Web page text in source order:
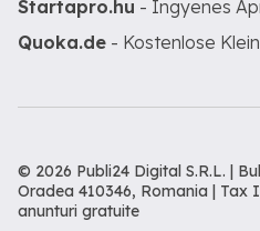
Startapro.hu - Ingyenes
Quoka.de - Kostenlose
© 2026 Publi24 Digital S.R.L. |
Oradea 410346, Romania | Tax
anunturi gratuite